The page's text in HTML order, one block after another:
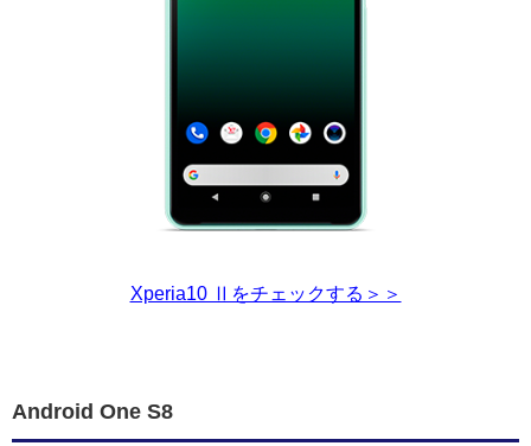
Xperia10 Ⅱをチェックする＞＞
Android One S8